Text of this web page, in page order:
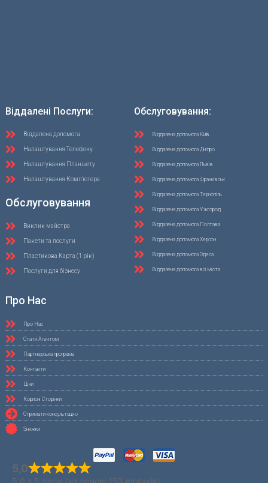
Віддалені Послуги:
Віддалена допомога
Налаштування Телефону
Налаштування Планшету
Налаштування Комп'ютера
Обслуговування
Виклик майстра
Пакети та послуги
Пластикова Карта (1 рік)
Послуги для бізнесу
Обслуговування:
Віддалена допомога Київ
Віддалена допомога Дніпро
Віддалена допомога Львів
Віддалена допомога Франківськ
Віддалена допомога Тернопіль
Віддалена допомога Ужгород
Віддалена допомога Полтава
Віддалена допомога Херсон
Віддалена допомога Одеса
Віддалена допомога всі міста
Про Нас
Про Нас
Стати Агентом
Партнерська програма
Контакти
Ціни
Корисні Сторінки
Отримати консультацію
Знижки
5,0
5,0 з 5 зірок (на основі 153 відгуків)